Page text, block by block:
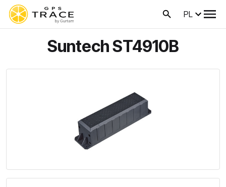
PL
Suntech ST4910B